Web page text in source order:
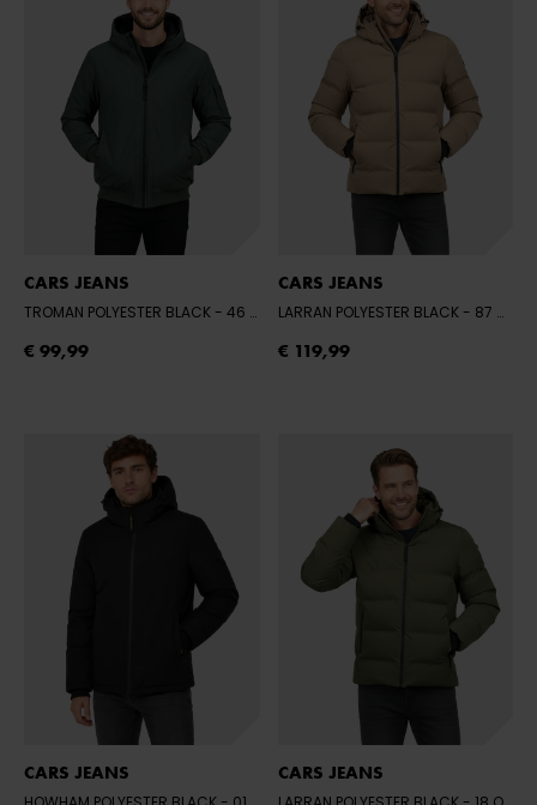
CARS JEANS
TROMAN POLYESTER BLACK - 46 BOTTLE
€ 99,99
CARS JEANS
LARRAN POLYESTER BLACK - 87 MANHATTAN
€ 119,99
CARS JEANS CARS JEANS